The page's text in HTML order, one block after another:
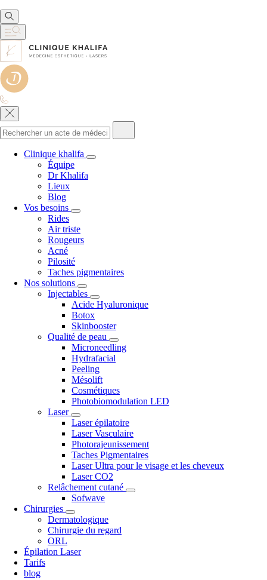
Clinique khalifa
Équipe
Dr Khalifa
Lieux
Blog
Vos besoins
Rides
Air triste
Rougeurs
Acné
Pilosité
Taches pigmentaires
Nos solutions
Injectables
Acide Hyaluronique
Botox
Skinbooster
Qualité de peau
Microneedling
Hydrafacial
Peeling
Mésolift
Cosmétiques
Photobiomodulation LED
Laser
Laser épilatoire
Laser Vasculaire
Photorajeunissement
Taches Pigmentaires
Laser Ultra pour le visage et les cheveux
Laser CO2
Relâchement cutané
Sofwave
Chirurgies
Dermatologique
Chirurgie du regard
ORL
Épilation Laser
Tarifs
blog